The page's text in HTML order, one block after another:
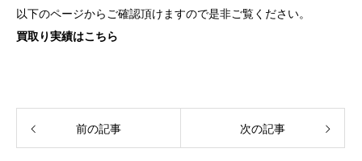
以下のページからご確認頂けますので是非ご覧ください。
買取り実績はこちら
前の記事 次の記事